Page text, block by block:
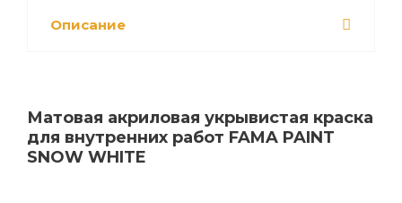
Описание
Матовая акриловая укрывистая краска
для внутренних работ FAMA PAINT
SNOW WHITE